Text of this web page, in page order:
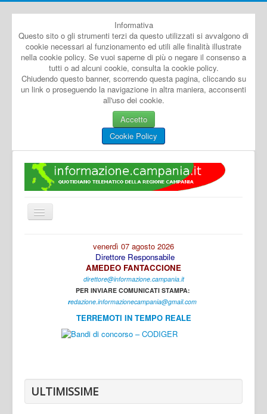
Informativa
Questo sito o gli strumenti terzi da questo utilizzati si avvalgono di
cookie necessari al funzionamento ed utili alle finalità illustrate
nella cookie policy. Se vuoi saperne di più o negare il consenso a
tutti o ad alcuni cookie, consulta la cookie policy.
Chiudendo questo banner, scorrendo questa pagina, cliccando su
un link o proseguendo la navigazione in altra maniera, acconsenti
all'uso dei cookie.
Accetto
Cookie Policy
Cambia
navigazione
Caserta
venerdì 07 agosto 2026
Direttore Responsabile
AMEDEO FANTACCIONE
direttore@informazione.campania.it
PER INVIARE COMUNICATI STAMPA:
redazione.informazionecampania@gmail.com
TERREMOTI IN TEMPO REALE
ULTIMISSIME